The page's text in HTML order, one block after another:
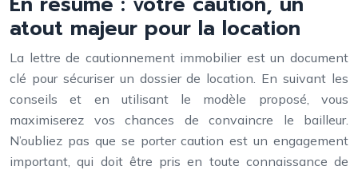
atout majeur pour la location
La lettre de cautionnement immobilier est un document
clé pour sécuriser un dossier de location. En suivant les
conseils et en utilisant le modèle proposé, vous
maximiserez vos chances de convaincre le bailleur.
N’oubliez pas que se porter caution est un engagement
important, qui doit être pris en toute connaissance de